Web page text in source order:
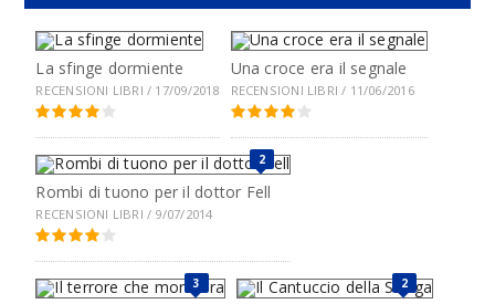
La sfinge dormiente
RECENSIONI LIBRI / 17/09/2018
Una croce era il segnale
RECENSIONI LIBRI / 11/06/2016
2
Rombi di tuono per il dottor Fell
RECENSIONI LIBRI / 9/07/2014
3 2